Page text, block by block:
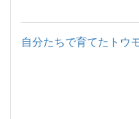
自分たちで育てたトウ